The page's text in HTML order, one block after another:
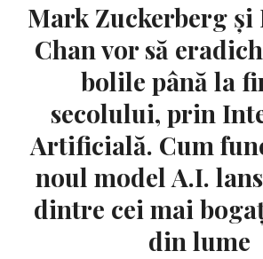
Mark Zuckerberg
Chan vor să
bolile până la
secolului, prin
Artificială. Cum
noul model A.I.
dintre cei mai
din lume